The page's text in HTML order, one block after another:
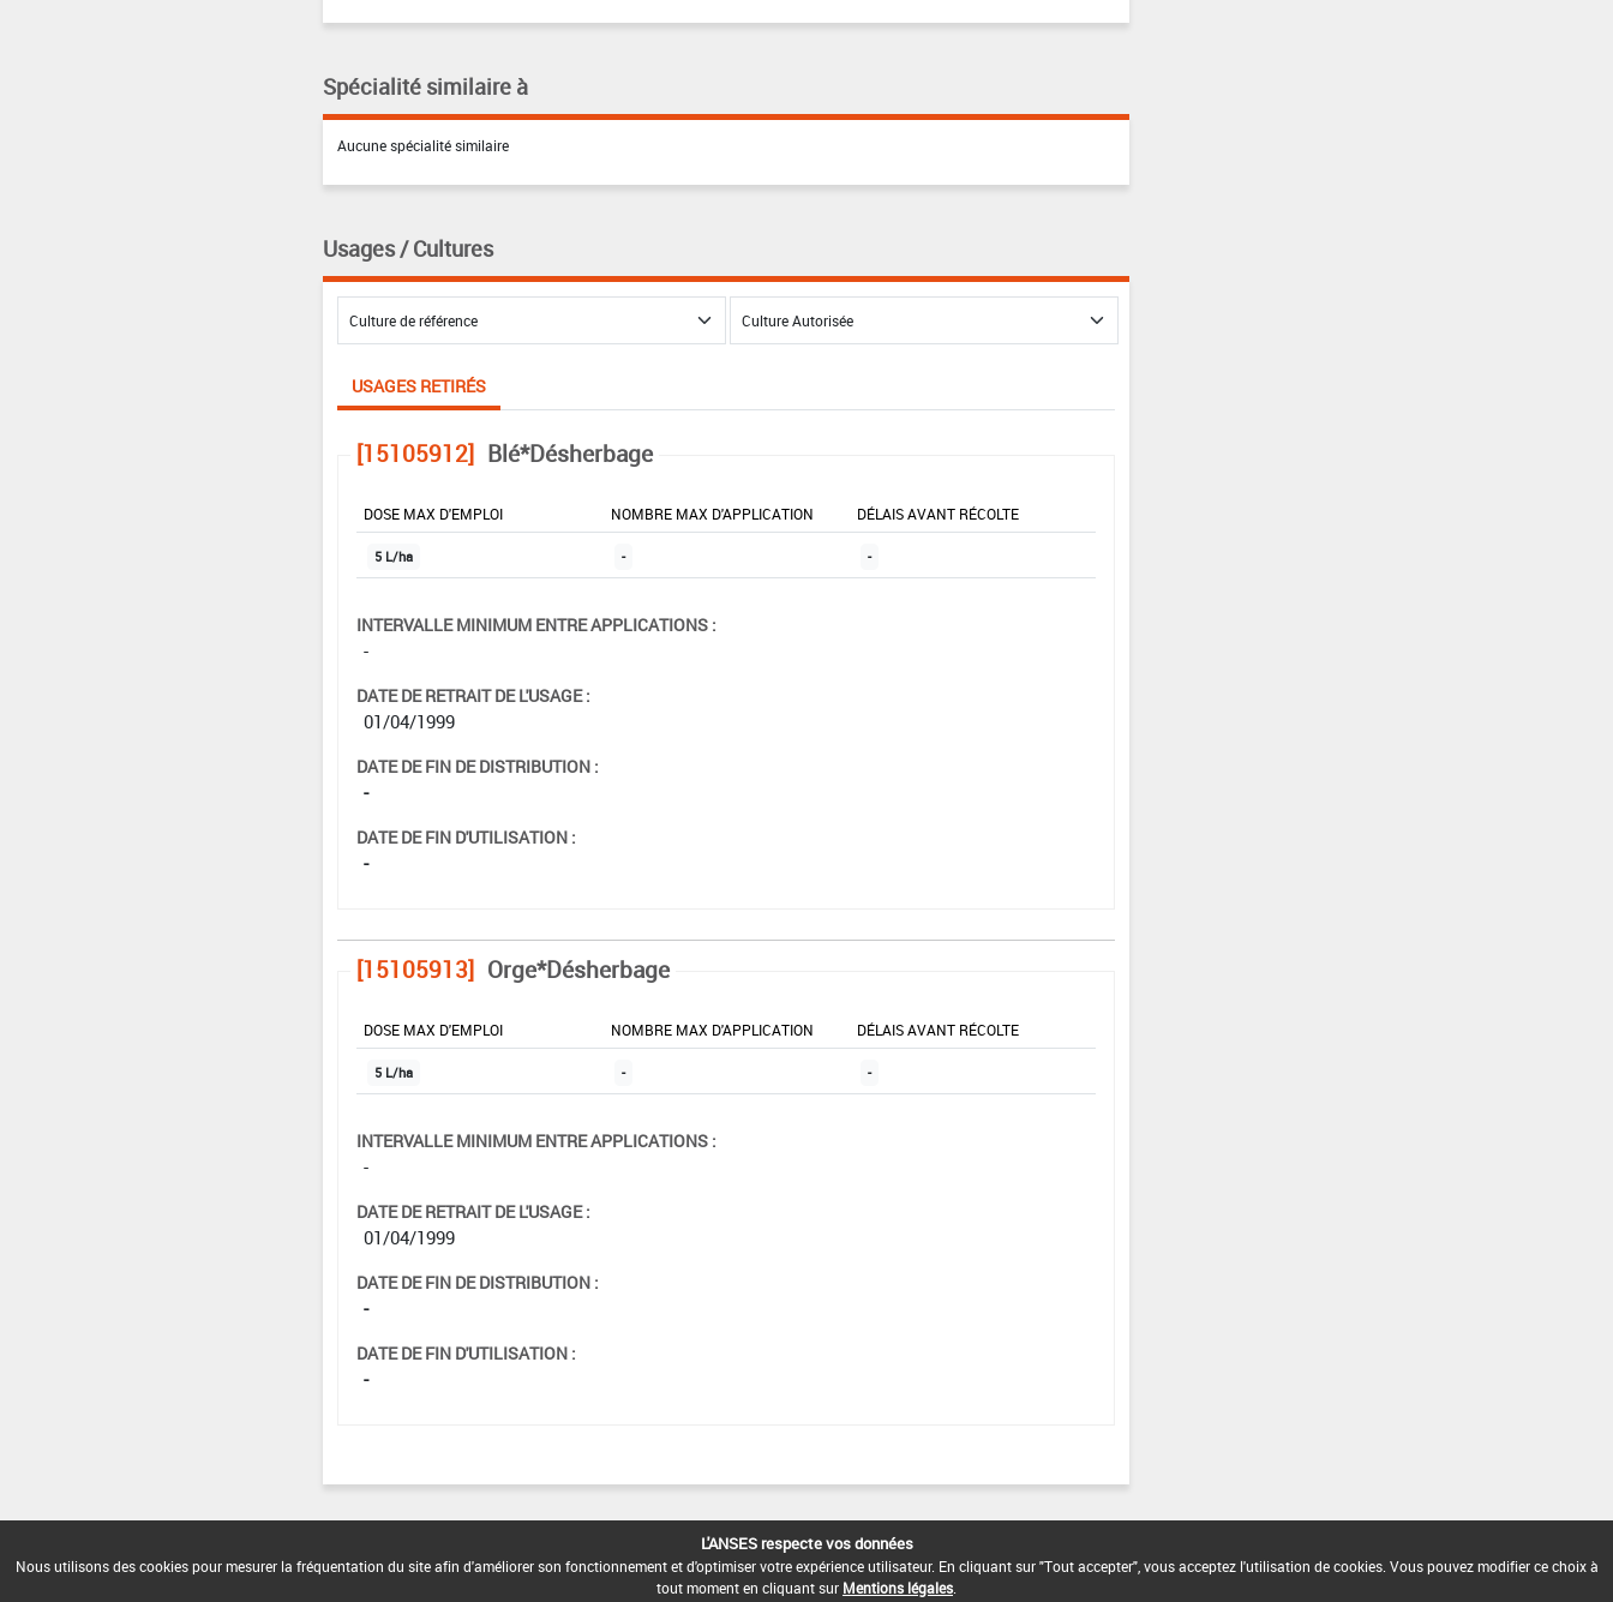
Spécialité similaire à
Aucune spécialité similaire
Usages / Cultures
USAGES RETIRÉS
[15105912] Blé*Désherbage
DOSE MAX D'EMPLOI NOMBRE MAX D'APPLICATION DÉLAIS AVANT RÉCOLTE
5 L/ha - -
INTERVALLE MINIMUM ENTRE APPLICATIONS :
-
DATE DE RETRAIT DE L'USAGE :
01/04/1999
DATE DE FIN DE DISTRIBUTION :
-
DATE DE FIN D'UTILISATION :
-
[15105913] Orge*Désherbage
DOSE MAX D'EMPLOI NOMBRE MAX D'APPLICATION DÉLAIS AVANT RÉCOLTE
5 L/ha - -
INTERVALLE MINIMUM ENTRE APPLICATIONS :
-
DATE DE RETRAIT DE L'USAGE :
01/04/1999
DATE DE FIN DE DISTRIBUTION :
-
DATE DE FIN D'UTILISATION :
-
L'ANSES respecte vos données
Nous utilisons des cookies pour mesurer la fréquentation du site afin d'améliorer son fonctionnement et d'optimiser votre expérience utilisateur. En cliquant sur "Tout accepter", vous acceptez l'utilisation de cookies. Vous pouvez modifier ce choix à
tout moment en cliquant sur Mentions légales